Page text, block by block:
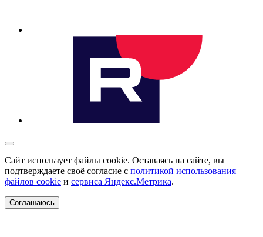
Сайт использует файлы cookie. Оставаясь на сайте, вы
подтверждаете своё согласие с политикой использования
файлов cookie и сервиса Яндекс.Метрика.
Соглашаюсь